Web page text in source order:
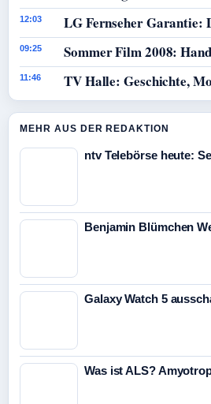
12:03 LG Fernseher Garantie:
09:25 Sommer Film 2008:
11:46 TV Halle: Geschichte,
MEHR AUS DER REDAKTION
ntv Telebörse heute:
Benjamin Blümchen
Galaxy Watch 5
Was ist ALS?